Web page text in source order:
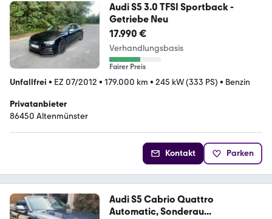
Audi S5 3.0 TFSI Sportback -
Getriebe Neu
17.990 €
Verhandlungsbasis
Fairer Preis
Unfallfrei • EZ 07/2012 • 179.000 km • 245 kW (333 PS) • Benzin
Privatanbieter
86450 Altenmünster
Kontakt Parken
Audi S5 Cabrio Quattro
Automatic, Sonderau...